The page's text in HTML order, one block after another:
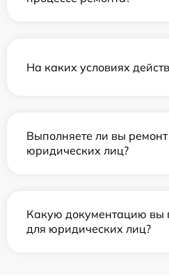
На каких условиях
Выполняете ли вы
юридических лиц?
Какую документацию вы
для юридических лиц?